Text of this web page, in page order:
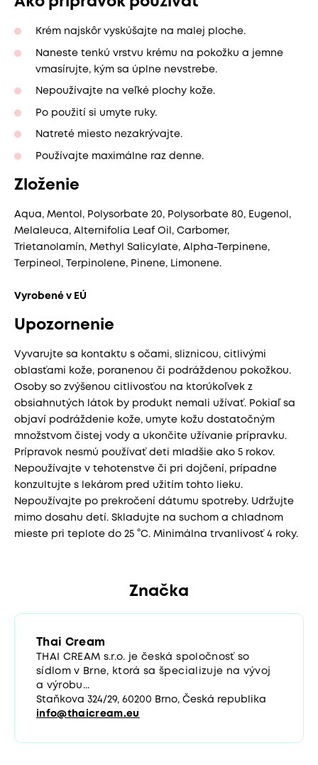
Krém najskôr vyskúšajte na malej ploche.
Naneste tenkú vrstvu krému na pokožku a jemne
vmasírujte, kým sa úplne nevstrebe.
Nepoužívajte na veľké plochy kože.
Po použití si umyte ruky.
Natreté miesto nezakrývajte.
Používajte maximálne raz denne.
Zloženie
Aqua, Mentol, Polysorbate 20, Polysorbate 80, Eugenol,
Melaleuca, Alternifolia Leaf Oil, Carbomer,
Trietanolamín, Methyl Salicylate, Alpha-Terpinene,
Terpineol, Terpinolene, Pinene, Limonene.
Vyrobené v EÚ​
Upozornenie
Vyvarujte sa kontaktu s očami, sliznicou, citlivými
oblasťami kože, poranenou či podráždenou pokožkou.
Osoby so zvýšenou citlivosťou na ktorúkoľvek z
obsiahnutých látok by produkt nemali užívať. Pokiaľ sa
objaví podráždenie kože, umyte kožu dostatočným
množstvom čistej vody a ukončite užívanie prípravku.
Prípravok nesmú používať deti mladšie ako 5 rokov.
Nepoužívajte v tehotenstve či pri dojčení, prípadne
konzultujte s lekárom pred užitím tohto lieku.
Nepoužívajte po prekročení dátumu spotreby. Udržujte
mimo dosahu detí. Skladujte na suchom a chladnom
mieste pri teplote do 25 °C. Minimálna trvanlivosť 4 roky.
Značka
Thai Cream
THAI CREAM s.r.o. je česká spoločnosť so
sídlom v Brne, ktorá sa špecializuje na vývoj
a výrobu...
Staňkova 324/29, 60200 Brno, Česká republika
info@thaicream.eu